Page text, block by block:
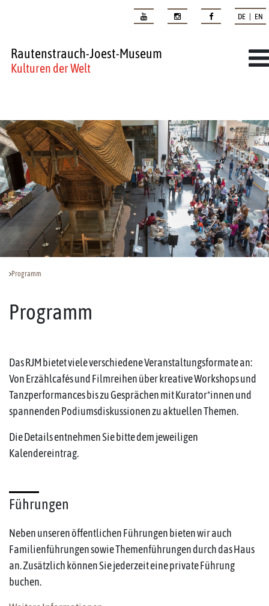
DE | EN
Rautenstrauch-Joest-Museum
Kulturen der Welt
Programm
Programm
Das RJM bietet viele verschiedene Veranstaltungsformate an:
Von Erzählcafés und Filmreihen über kreative Workshops und
Tanzperformances bis zu Gesprächen mit Kurator*innen und
spannenden Podiumsdiskussionen zu aktuellen Themen.
Die Details entnehmen Sie bitte dem jeweiligen
Kalendereintrag.
Führungen
Neben unseren öffentlichen Führungen bieten wir auch
Familienführungen sowie Themenführungen durch das Haus
an. Zusätzlich können Sie jederzeit eine private Führung
buchen.